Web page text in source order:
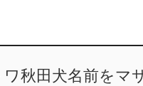
秋田犬名前をマ